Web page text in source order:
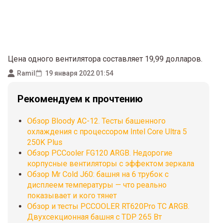
Цена одного вентилятора составляет 19,99 долларов.
Ramil 19 января 2022 01:54
Рекомендуем к прочтению
Обзор Bloody AC-12. Тесты башенного
охлаждения с процессором Intel Core Ultra 5
250K Plus
Обзор PCCooler FG120 ARGB. Недорогие
корпусные вентиляторы с эффектом зеркала
Обзор Mr Cold J60: башня на 6 трубок с
дисплеем температуры — что реально
показывает и кого тянет
Обзор и тесты PCCOOLER RT620Pro TC ARGB.
Двухсекционная башня с TDP 265 Вт